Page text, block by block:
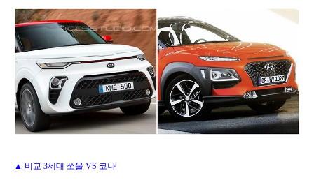
▲ 비교 3세대 쏘울 VS 코나